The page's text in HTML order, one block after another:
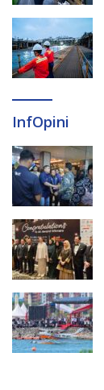
InfOpini